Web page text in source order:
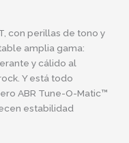
con perillas de tono y
amplia gama:
y cálido al
Y está todo
ABR Tune-O-Matic™
estabilidad